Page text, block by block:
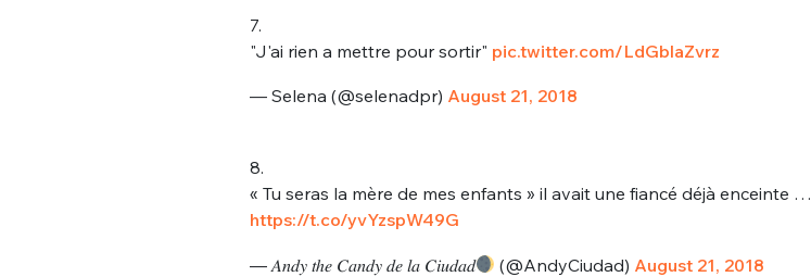
7.
"J'ai rien a mettre pour sortir" pic.twitter.com/LdGblaZvrz
— Selena (@selenadpr) August 21, 2018
8.
« Tu seras la mère de mes enfants » il avait une fiancé déjà enceinte …
https://t.co/yvYzspW49G
— 𝐴𝑛𝑑𝑦 𝑡ℎ𝑒 𝐶𝑎𝑛𝑑𝑦 𝑑𝑒 𝑙𝑎 𝐶𝑖𝑢𝑑𝑎𝑑 (@AndyCiudad) August 21, 2018